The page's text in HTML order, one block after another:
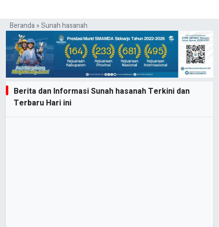
Beranda»Sunah hasanah
Berita dan Informasi Sunah hasanah Terkini dan
Terbaru Hari ini